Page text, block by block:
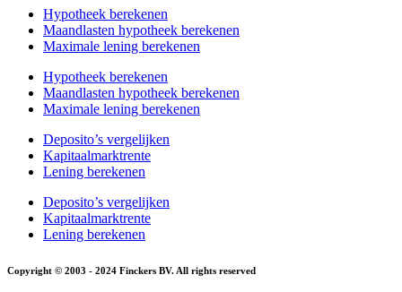
Hypotheek berekenen
Maandlasten hypotheek berekenen
Maximale lening berekenen
Hypotheek berekenen
Maandlasten hypotheek berekenen
Maximale lening berekenen
Deposito’s vergelijken
Kapitaalmarktrente
Lening berekenen
Deposito’s vergelijken
Kapitaalmarktrente
Lening berekenen
Copyright © 2003 - 2024 Finckers BV. All rights reserved